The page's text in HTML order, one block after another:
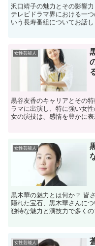
沢口靖子の魅力とその影響
テレビドラマ界における一
いう長寿番組についてお話
女性芸能人
黒谷友香のキャリアとその
ラマに出演し、特に強い女
女の演技は、感情を豊かに
女性芸能人
黒木華の魅力とは何か？ 皆
隠れた宝石、黒木華さんに
独特な魅力と演技力で多く
女性芸能人